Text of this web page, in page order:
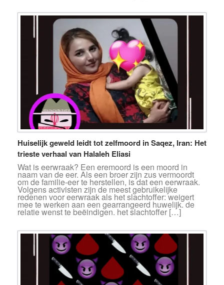
Huiselijk geweld leidt tot zelfmoord in Saqez, Iran: Het
trieste verhaal van Halaleh Eliasi
Wat is eerwraak? Een eremoord is een moord in
naam van de eer. Als een broer zijn zus vermoordt
om de familie-eer te herstellen, is dat een eerwraak.
Volgens activisten zijn de meest gebruikelijke
redenen voor eerwraak als het slachtoffer: weigert
mee te werken aan een gearrangeerd huwelijk. de
relatie wenst te beëindigen. het slachtoffer […]